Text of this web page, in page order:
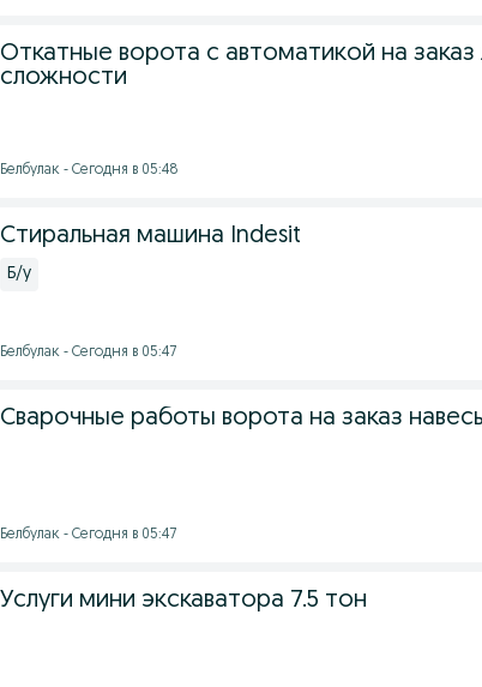
Откатные ворота с автоматикой на
сложности
Белбулак - Сегодня в 05:48
Стиральная машина Indesit
Б/у
Белбулак - Сегодня в 05:47
Сварочные работы ворота на заказ
Белбулак - Сегодня в 05:47
Услуги мини экскаватора 7.5 тон